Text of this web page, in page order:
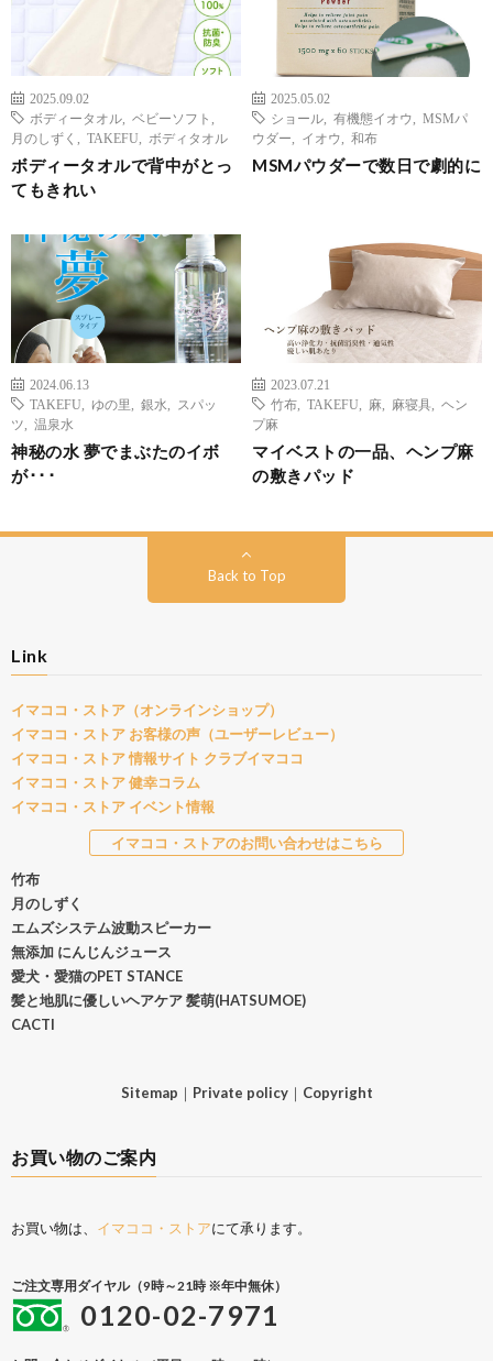
2025.09.02
ボディータオル
ベビーソフト
月のしずく
TAKEFU ボディタオル
ボディータオルで背中がとっ
てもきれい
2025.05.02
ショール
有機態イオウ
MSMパ
ウダー
イオウ 和布
MSMパウダーで数日で劇的に
2024.06.13
TAKEFU
ゆの里 銀水
スパッ
ツ
温泉水
神秘の水 夢でまぶたのイボ
が･･･
2023.07.21
竹布
TAKEFU 麻 麻寝具
ヘン
プ麻
マイベストの一品、ヘンプ麻
の敷きパッド
Back to Top
Link
イマココ・ストア（オンラインショップ）
イマココ・ストア お客様の声（ユーザーレビュー）
イマココ・ストア 情報サイト クラブイマココ
イマココ・ストア 健幸コラム
イマココ・ストア イベント情報
イマココ・ストアのお問い合わせはこちら
竹布
月のしずく
エムズシステム波動スピーカー
無添加 にんじんジュース
愛犬・愛猫のPET STANCE
髪と地肌に優しいヘアケア 髪萌(HATSUMOE)
CACTI
Sitemap ｜ Private policy｜ Copyright
お買い物のご案内
お買い物は、 イマココ・ストアにて承ります。
ご注文専用ダイヤル（9時～21時 ※年中無休）
0120-02-7971